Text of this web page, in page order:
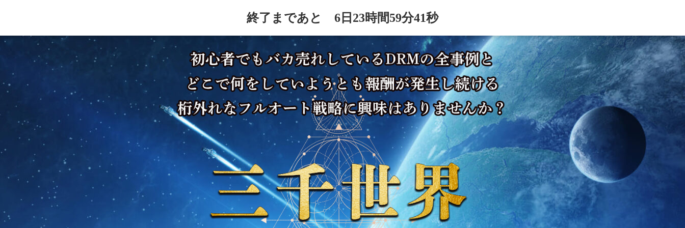
終了まであと 6日 23時間59分39秒